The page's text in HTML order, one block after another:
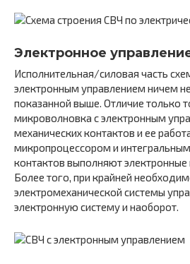
Электронное
Исполнительная/силовая часть
электронным управлением ничем
показанной выше. Отличие только
микроволновка с электронным
механических контактов и ее
микропроцессором и
контактов выполняют
Более того, при крайней
электромеханической системы
электронную систему и наоборот.